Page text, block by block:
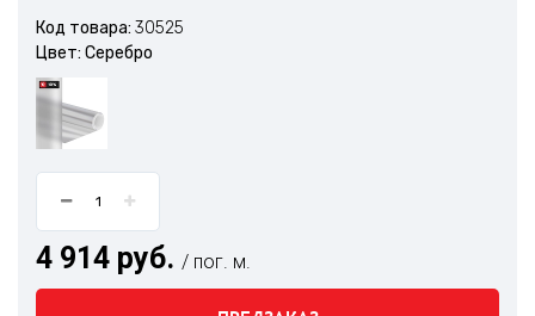
Код товара: 30525
Цвет: Серебро
4 914 руб. / пог. м.